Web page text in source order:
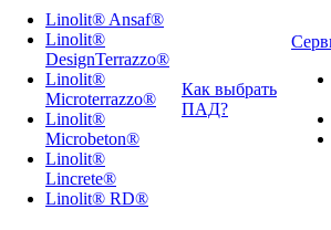
Linolit® Ansaf®
Linolit®
DesignTerrazzo®
Linolit®
Microterrazzo®
Linolit®
Microbeton®
Linolit®
Lincrete®
Linolit® RD®
Как выбрать
ПАД?